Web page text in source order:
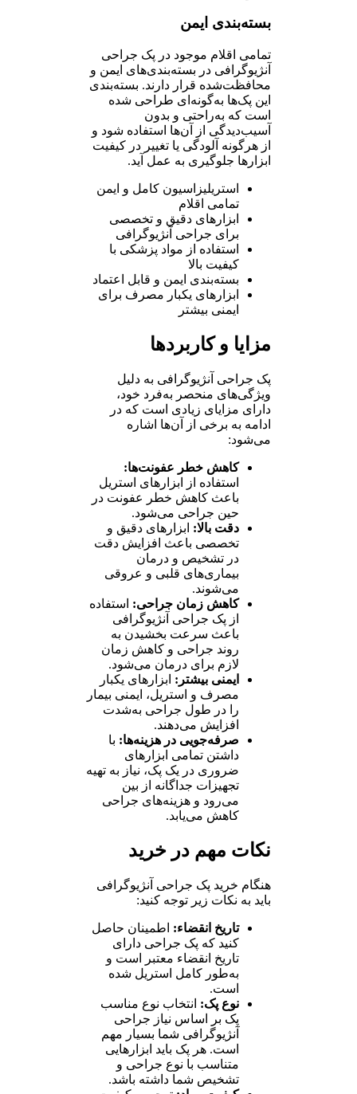
بسته‌بندی ایمن
تمامی اقلام موجود در پک جراحی
آنژیوگرافی در بسته‌بندی‌های ایمن و
محافظت‌شده قرار دارند. بسته‌بندی
این پک‌ها به‌گونه‌ای طراحی شده
است که به‌راحتی و بدون
آسیب‌دیدگی از آن‌ها استفاده شود و
از هرگونه آلودگی یا تغییر در کیفیت
ابزارها جلوگیری به عمل آید.
استریلیزاسیون کامل و ایمن
تمامی اقلام
ابزارهای دقیق و تخصصی
برای جراحی آنژیوگرافی
استفاده از مواد پزشکی با
کیفیت بالا
بسته‌بندی ایمن و قابل اعتماد
ابزارهای یکبار مصرف برای
ایمنی بیشتر
مزایا و کاربردها
پک جراحی آنژیوگرافی به دلیل
ویژگی‌های منحصر به‌فرد خود،
دارای مزایای زیادی است که در
ادامه به برخی از آن‌ها اشاره
می‌شود:
کاهش خطر عفونت‌ها:
استفاده از ابزارهای استریل
باعث کاهش خطر عفونت در
حین جراحی می‌شود.
دقت بالا: ابزارهای دقیق و
تخصصی باعث افزایش دقت
در تشخیص و درمان
بیماری‌های قلبی و عروقی
می‌شوند.
کاهش زمان جراحی:استفاده
از پک جراحی آنژیوگرافی
باعث سرعت بخشیدن به
روند جراحی و کاهش زمان
لازم برای درمان می‌شود.
ایمنی بیشتر:ابزارهای یکبار
مصرف و استریل، ایمنی بیمار
را در طول جراحی به‌شدت
افزایش می‌دهند.
صرفه‌جویی در هزینه‌ها:با
داشتن تمامی ابزارهای
ضروری در یک پک، نیاز به تهیه
تجهیزات جداگانه از بین
می‌رود و هزینه‌های جراحی
کاهش می‌یابد.
نکات مهم در خرید
هنگام خرید پک جراحی آنژیوگرافی
باید به نکات زیر توجه کنید:
تاریخ انقضاء:اطمینان حاصل
کنید که پک جراحی دارای
تاریخ انقضاء معتبر است و
به‌طور کامل استریل شده
است.
نوع پک: انتخاب نوع مناسب
پک بر اساس نیاز جراحی
آنژیوگرافی شما بسیار مهم
است. هر پک باید ابزارهایی
متناسب با نوع جراحی و
تشخیص شما داشته باشد.